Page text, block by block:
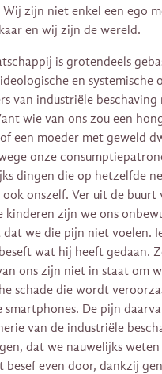
zijn niet enkel een ego
en wij zijn de wereld.
is grotendeels
en
van industriële
wie van ons zou een
een moeder met geweld
onze
dingen die op hetzelfde
onszelf. Ver uit de buurt
kinderen zijn we ons
dat we die pijn niet voelen.
wat hij heeft gedaan.
ons zijn niet in staat om
schade die wordt
smartphones. De pijn
van de industriële
dat we nauwelijks
besef even door, dankzij